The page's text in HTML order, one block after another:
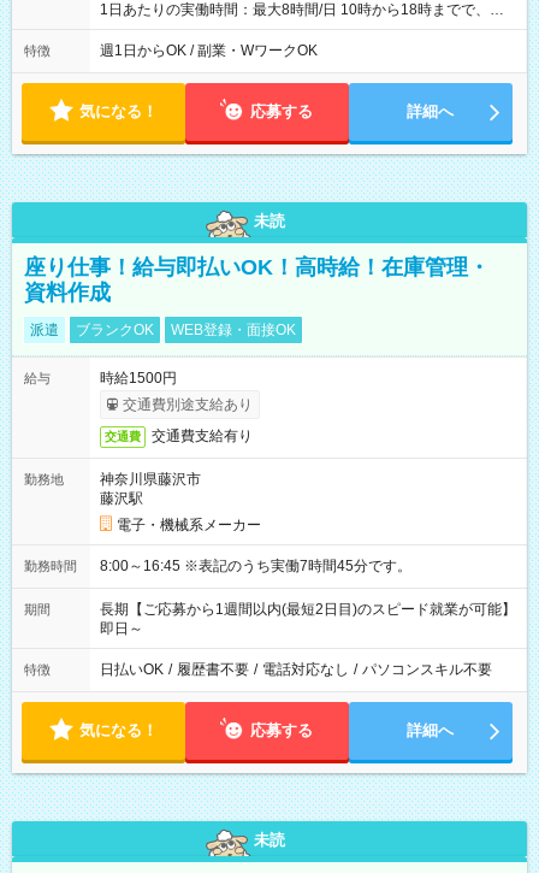
1日あたりの実働時間：最大8時間/日 10時から18時までで、出
勤希望日、時間を相談させてくださいませ
特徴 週1日からOK / 副業・WワークOK
気になる！ 応募する 詳細へ
未読
座り仕事！給与即払いOK！高時給！在庫管理・
資料作成
派遣 ブランクOK WEB登録・面接OK
給与
時給1500円
交通費別途支給あり
交通費 交通費支給有り
勤務地
神奈川県藤沢市
藤沢駅
電子・機械系メーカー
勤務時間 8:00～16:45 ※表記のうち実働7時間45分です。
期間
長期【ご応募から1週間以内(最短2日目)のスピード就業が可能】
即日～
特徴 日払いOK / 履歴書不要 / 電話対応なし / パソコンスキル不要
気になる！ 応募する 詳細へ
未読